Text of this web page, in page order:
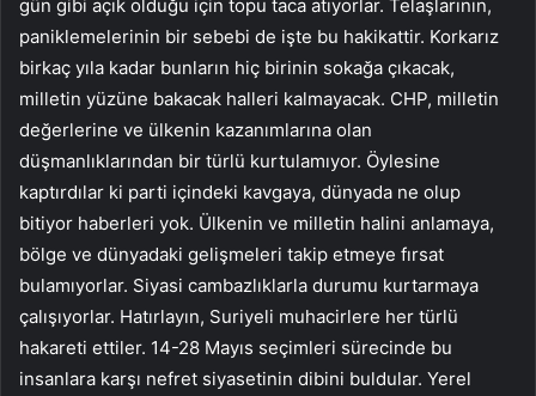
gün gibi açık olduğu için topu taca atıyorlar. Telaşlarının,
paniklemelerinin bir sebebi de işte bu hakikattir. Korkarız
birkaç yıla kadar bunların hiç birinin sokağa çıkacak,
milletin yüzüne bakacak halleri kalmayacak. CHP, milletin
değerlerine ve ülkenin kazanımlarına olan
düşmanlıklarından bir türlü kurtulamıyor. Öylesine
kaptırdılar ki parti içindeki kavgaya, dünyada ne olup
bitiyor haberleri yok. Ülkenin ve milletin halini anlamaya,
bölge ve dünyadaki gelişmeleri takip etmeye fırsat
bulamıyorlar. Siyasi cambazlıklarla durumu kurtarmaya
çalışıyorlar. Hatırlayın, Suriyeli muhacirlere her türlü
hakareti ettiler. 14-28 Mayıs seçimleri sürecinde bu
insanlara karşı nefret siyasetinin dibini buldular. Yerel